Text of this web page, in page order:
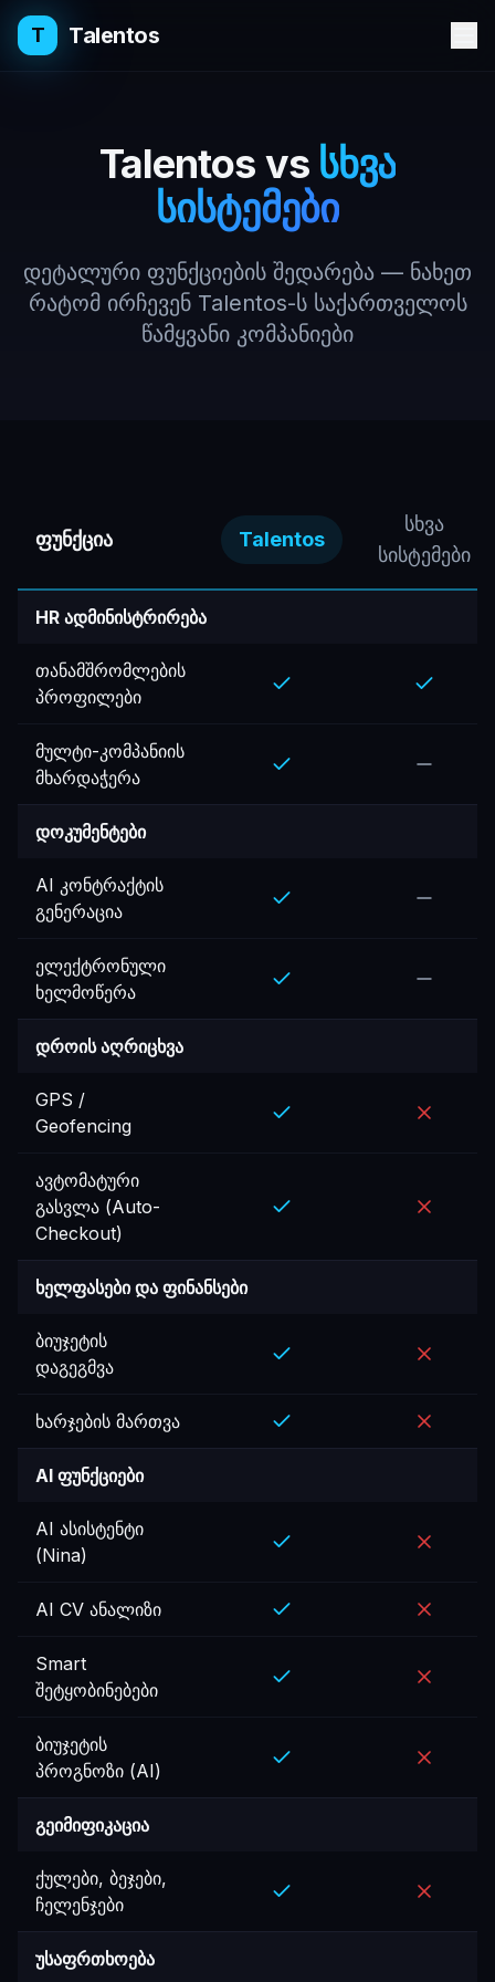
T Talentos
Talentos vs სხვა
სისტემები
დეტალური ფუნქციების შედარება — ნახეთ
რატომ ირჩევენ Talentos-ს საქართველოს
წამყვანი კომპანიები
ფუნქცია Talentos
სხვა
სისტემები
HR ადმინისტრირება
თანამშრომლების
პროფილები
მულტი-კომპანიის
მხარდაჭერა
დოკუმენტები
AI კონტრაქტის
გენერაცია
ელექტრონული
ხელმოწერა
დროის აღრიცხვა
GPS /
Geofencing
ავტომატური
გასვლა (Auto-
Checkout)
ხელფასები და ფინანსები
ბიუჯეტის
დაგეგმვა
ხარჯების მართვა
AI ფუნქციები
AI ასისტენტი
(Nina)
AI CV ანალიზი
Smart
შეტყობინებები
ბიუჯეტის
პროგნოზი (AI)
გეიმიფიკაცია
ქულები, ბეჯები,
ჩელენჯები
უსაფრთხოება